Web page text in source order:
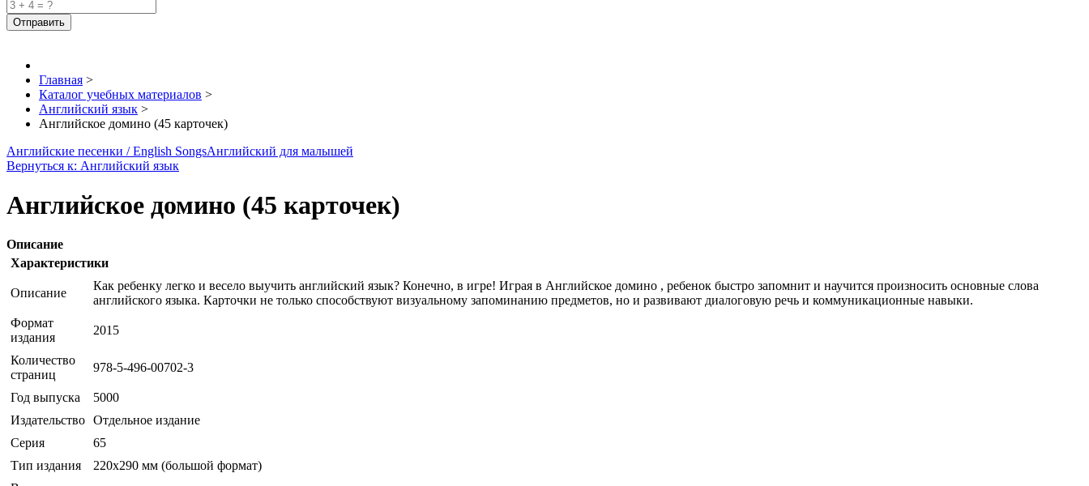
Главная >
Каталог учебных материалов >
Английский язык >
Английское домино (45 карточек)
Английские песенки / English SongsАнглийский для малышей
Вернуться к: Английский язык
Английское домино (45 карточек)
Описание
Характеристики
Описание
Как ребенку легко и весело выучить английский язык? Конечно, в игре! Играя в Английское домино , ребенок быстро запомнит и научится произносить основные слова
английского языка. Карточки не только способствуют визуальному запоминанию предметов, но и развивают диалоговую речь и коммуникационные навыки.
Формат
издания
2015
Количество
страниц
978-5-496-00702-3
Год выпуска
5000
Издательство Отдельное издание
Серия
65
Тип издания
220х290 мм (большой формат)